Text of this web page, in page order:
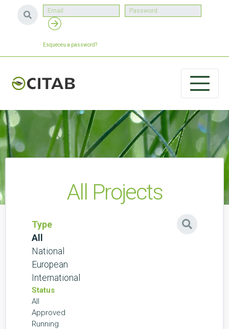
Esqueceu a password?
All Projects
Type
All
National
European
International
Status
All
Approved
Running